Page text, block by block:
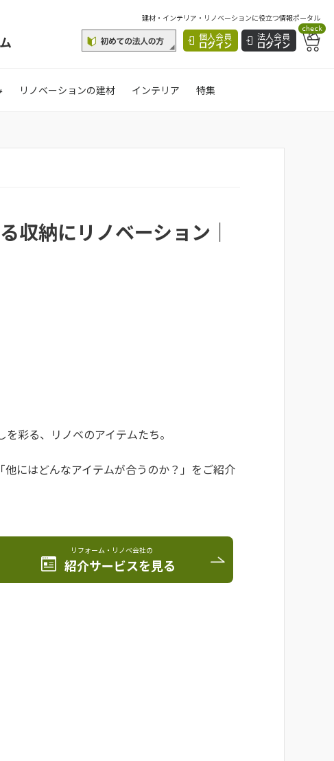
建材・インテリア・リノベーションに役立つ情報ポータル
個人会員
ログイン
法人会員
ログイン
check
リノベーションの建材 インテリア 特集
収納にリノベーション｜
彩る、リノベのアイテムたち。
にはどんなアイテムが合うのか？」をご紹介
リフォーム・リノベ会社の
紹介サービスを見る